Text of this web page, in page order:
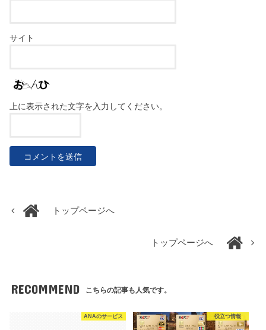
サイト
上に表示された文字を入力してください。
トップページへ
トップページへ
RECOMMEND こちらの記事も人気です。
ANAのサービス 役立つ情報